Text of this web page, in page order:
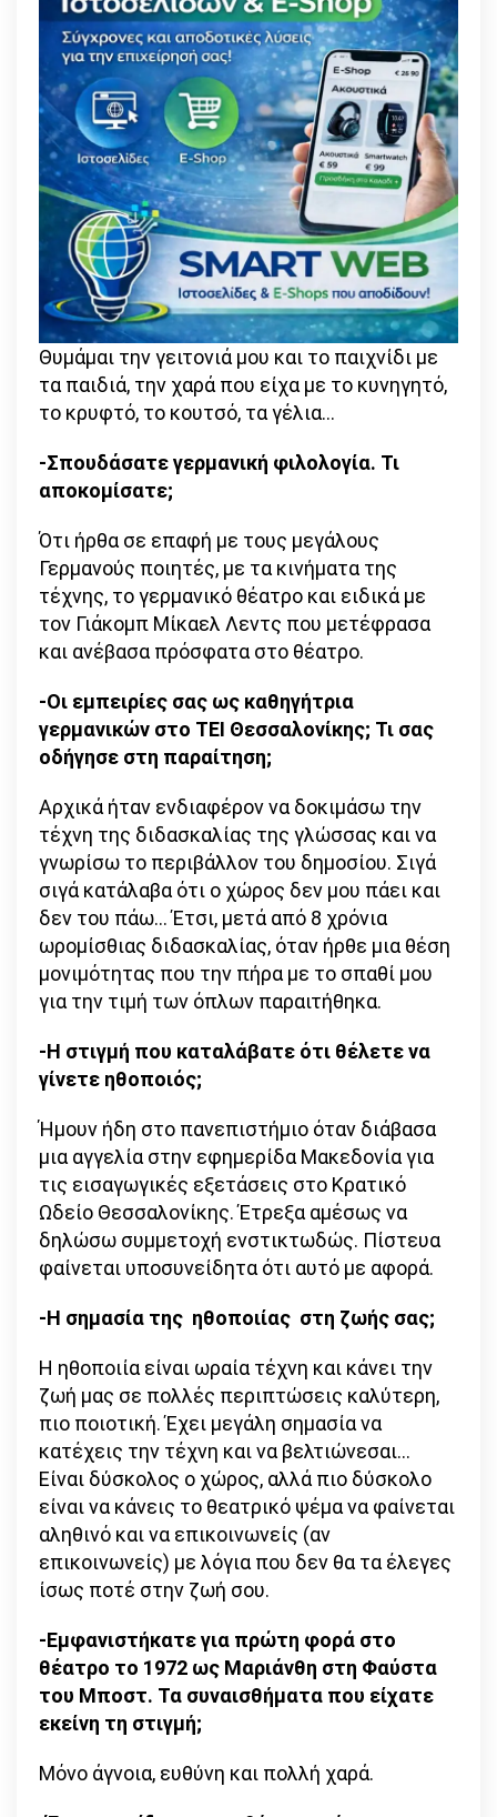
Θυμάμαι την γειτονιά μου και το παιχνίδι με
τα παιδιά, την χαρά που είχα με το κυνηγητό,
το κρυφτό, το κουτσό, τα γέλια…
-Σπουδάσατε γερμανική φιλολογία. Τι
αποκομίσατε;
Ότι ήρθα σε επαφή με τους μεγάλους
Γερμανούς ποιητές, με τα κινήματα της
τέχνης, το γερμανικό θέατρο και ειδικά με
τον Γιάκομπ Μίκαελ Λεντς που μετέφρασα
και ανέβασα πρόσφατα στο θέατρο.
-Οι εμπειρίες σας ως καθηγήτρια
γερμανικών στο ΤΕΙ Θεσσαλονίκης; Τι σας
οδήγησε στη παραίτηση;
Αρχικά ήταν ενδιαφέρον να δοκιμάσω την
τέχνη της διδασκαλίας της γλώσσας και να
γνωρίσω το περιβάλλον του δημοσίου. Σιγά
σιγά κατάλαβα ότι ο χώρος δεν μου πάει και
δεν του πάω… Έτσι, μετά από 8 χρόνια
ωρομίσθιας διδασκαλίας, όταν ήρθε μια θέση
μονιμότητας που την πήρα με το σπαθί μου
για την τιμή των όπλων παραιτήθηκα.
-Η στιγμή που καταλάβατε ότι θέλετε να
γίνετε ηθοποιός;
Ήμουν ήδη στο πανεπιστήμιο όταν διάβασα
μια αγγελία στην εφημερίδα Μακεδονία για
τις εισαγωγικές εξετάσεις στο Κρατικό
Ωδείο Θεσσαλονίκης. Έτρεξα αμέσως να
δηλώσω συμμετοχή ενστικτωδώς. Πίστευα
φαίνεται υποσυνείδητα ότι αυτό με αφορά.
-Η σημασία της ηθοποιίας στη ζωής σας;
Η ηθοποιία είναι ωραία τέχνη και κάνει την
ζωή μας σε πολλές περιπτώσεις καλύτερη,
πιο ποιοτική. Έχει μεγάλη σημασία να
κατέχεις την τέχνη και να βελτιώνεσαι…
Είναι δύσκολος ο χώρος, αλλά πιο δύσκολο
είναι να κάνεις το θεατρικό ψέμα να φαίνεται
αληθινό και να επικοινωνείς (αν
επικοινωνείς) με λόγια που δεν θα τα έλεγες
ίσως ποτέ στην ζωή σου.
-Εμφανιστήκατε για πρώτη φορά στο
θέατρο το 1972 ως Μαριάνθη στη Φαύστα
του Μποστ. Τα συναισθήματα που είχατε
εκείνη τη στιγμή;
Μόνο άγνοια, ευθύνη και πολλή χαρά.